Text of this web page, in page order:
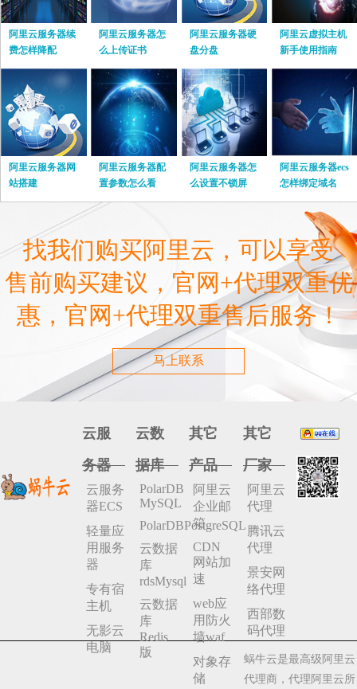
阿里云服务器续
费怎样降配
阿里云服务器怎
么上传证书
阿里云服务器硬
盘分盘
阿里云虚拟主机
新手使用指南
阿里云服务器网
站搭建
阿里云服务器配
置参数怎么看
阿里云服务器怎
么设置不锁屏
阿里云服务器ecs
怎样绑定域名
找我们购买阿里云，可以享受
售前购买建议，官网+代理双重优
惠，官网+代理双重售后服务！
马上联系
云服
务器
云服务
器ECS
轻量应
用服务
器
专有宿
主机
无影云
电脑
云数
据库
PolarDB
MySQL
PolarDBPostgreSQL
云数据
库
rdsMysql
云数据
库
Redis
版
其它
产品
阿里云
企业邮
箱
CDN
网站加
速
web应
用防火
墙waf
对象存
储
其它
厂家
阿里云
代理
腾讯云
代理
景安网
络代理
西部数
码代理
蜗牛云是最高级阿里云
代理商，代理阿里云所